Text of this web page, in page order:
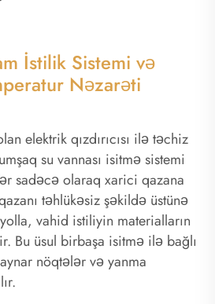
İstilik Sistemi və
Nəzarəti
elektrik qızdırıcısı ilə təchiz
su vannası isitmə sistemi
sadəcə olaraq xarici qazana
təhlükəsiz şəkildə üstünə
vahid istiliyin materialların
Bu üsul birbaşa isitmə ilə bağlı
nöqtələr və yanma